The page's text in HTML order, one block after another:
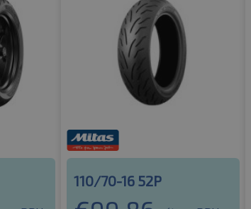
110/70-16 52P